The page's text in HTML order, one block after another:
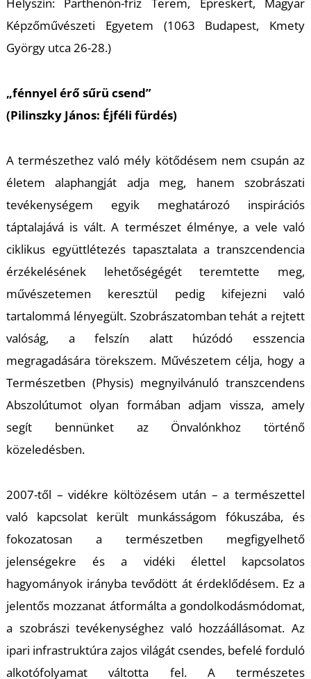
Helyszín: Parthenón-fríz Terem, Epreskert, Magyar
Képzőművészeti Egyetem (1063 Budapest, Kmety
György utca 26-28.)
„fénnyel érő sűrü csend”
(Pilinszky János: Éjféli fürdés)
A természethez való mély kötődésem nem csupán az
életem alaphangját adja meg, hanem szobrászati
tevékenységem egyik meghatározó inspirációs
táptalajává is vált. A természet élménye, a vele való
ciklikus együttlétezés tapasztalata a transzcendencia
érzékelésének lehetőségégét teremtette meg,
művészetemen keresztül pedig kifejezni való
tartalommá lényegült. Szobrászatomban tehát a rejtett
valóság, a felszín alatt húzódó esszencia
megragadására törekszem. Művészetem célja, hogy a
Természetben (Physis) megnyilvánuló transzcendens
Abszolútumot olyan formában adjam vissza, amely
segít bennünket az Önvalónkhoz történő
közeledésben.
2007-től – vidékre költözésem után – a természettel
való kapcsolat került munkásságom fókuszába, és
fokozatosan a természetben megfigyelhető
jelenségekre és a vidéki élettel kapcsolatos
hagyományok irányba tevődött át érdeklődésem. Ez a
jelentős mozzanat átformálta a gondolkodásmódomat,
a szobrászi tevékenységhez való hozzáállásomat. Az
ipari infrastruktúra zajos világát csendes, befelé forduló
alkotófolyamat váltotta fel. A természetes